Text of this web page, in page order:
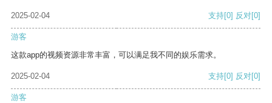
2025-02-04 支持[0] 反对[0]
游客
这款app的视频资源非常丰富，可以满足我不同的娱乐需求。
2025-02-04 支持[0] 反对[0]
游客